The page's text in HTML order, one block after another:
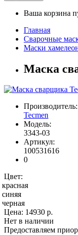
Ваша корзина
Главная
Сварочные
Маски
Маска
Производитель:
Tecmen
Модель:
3343-03
Артикул:
100531616
0
Цвет:
красная
синяя
черная
Цена: 14930 р.
Нет в наличии
Предоставляем